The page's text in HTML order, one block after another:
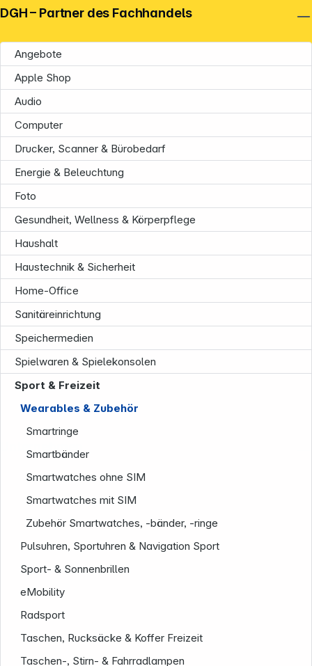
Angebote
Apple Shop
Audio
Computer
Drucker, Scanner & Bürobedarf
Energie & Beleuchtung
Foto
Gesundheit, Wellness & Körperpflege
Haushalt
Haustechnik & Sicherheit
Home-Office
Sanitäreinrichtung
Speichermedien
Spielwaren & Spielekonsolen
Sport & Freizeit
Wearables & Zubehör
Smartringe
Smartbänder
Smartwatches ohne SIM
Smartwatches mit SIM
Zubehör Smartwatches, -bänder, -ringe
Pulsuhren, Sportuhren & Navigation Sport
Sport- & Sonnenbrillen
eMobility
Radsport
Taschen, Rucksäcke & Koffer Freizeit
Taschen-, Stirn- & Fahrradlampen
DGH – Partner des Fachhandels